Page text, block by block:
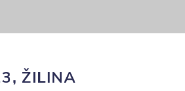
ŽILINA